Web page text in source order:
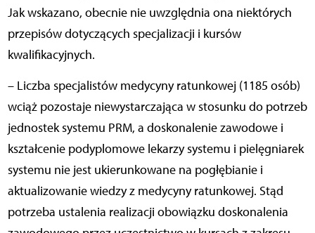
Jak wskazano, obecnie nie uwzględnia ona niektórych
przepisów dotyczących specjalizacji i kursów
kwalifikacyjnych.
– Liczba specjalistów medycyny ratunkowej (1185 osób)
wciąż pozostaje niewystarczająca w stosunku do potrzeb
jednostek systemu PRM, a doskonalenie zawodowe i
kształcenie podyplomowe lekarzy systemu i pielęgniarek
systemu nie jest ukierunkowane na pogłębianie i
aktualizowanie wiedzy z medycyny ratunkowej. Stąd
potrzeba ustalenia realizacji obowiązku doskonalenia